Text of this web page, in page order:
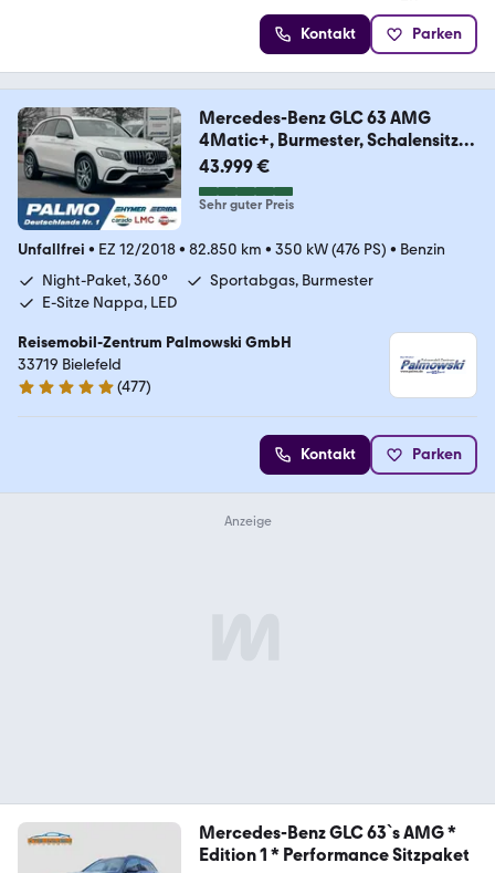
Kontakt Parken
Mercedes-Benz GLC 63 AMG
4Matic+, Burmester, Schalensitze,
360
43.999 €
Sehr guter Preis
Unfallfrei • EZ 12/2018• 82.850 km • 350 kW (476 PS) • Benzin
Night-Paket, 360°
Sportabgas, Burmester
E-Sitze Nappa, LED
Reisemobil-Zentrum Palmowski GmbH
33719 Bielefeld
4.8 Sterne
(477)
Kontakt Parken
Mercedes-Benz GLC 63`s AMG *
Edition 1 * Performance Sitzpaket